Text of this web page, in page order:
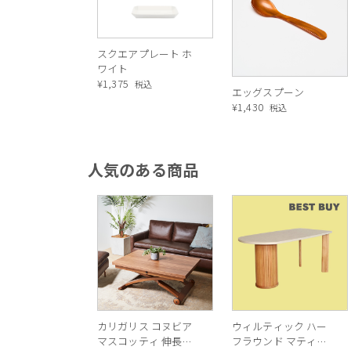
スクエアプレート ホ
ワイト
¥1,375 税込
エッグスプーン
¥1,430 税込
人気のある商品
カリガリス コヌビア
マスコッティ 伸長・
ウィルティック ハー
フラウンド マティエ